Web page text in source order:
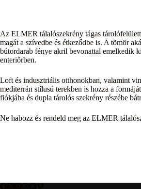
Az ELMER tálalószekrény tágas
magát a szívedbe és étkeződbe is. A tömör
bútordarab fénye akril bevonattal emelkedik
enteriőrben.
Loft és indusztriális otthonokban, valamint
mediterrán stílusú terekben is hozza a
fiókjába és dupla tárolós szekrény részébe
Ne habozz és rendeld meg az ELMER